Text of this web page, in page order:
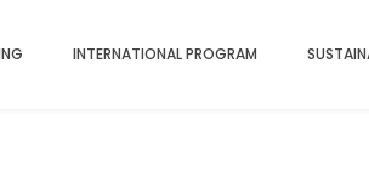
INTERNATIONAL PROGRAM